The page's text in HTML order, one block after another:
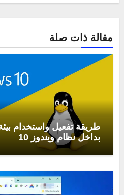
مقالة ذات صلة
طريقة تفعيل واستخدام
بداخل نظام ويندوز 10